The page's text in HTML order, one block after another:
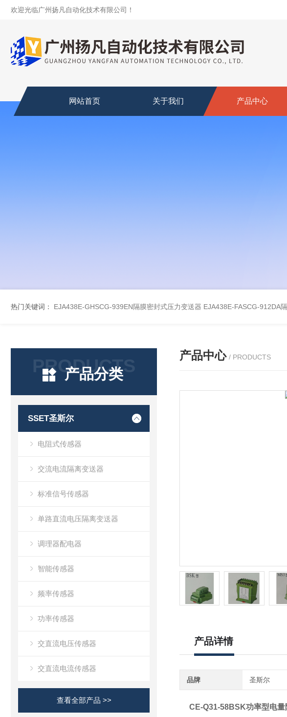
欢迎光临广州扬凡自动化技术有限公司！
网站首页 关于我们 产品中心
热门关键词： EJA438E-GHSCG-939EN隔膜密封式压力变送器 EJA438E-FASCG-912DA
PRODUCTS
产品分类
SSET圣斯尔
电阻式传感器
交流电流隔离变送器
标准信号传感器
单路直流电压隔离变送器
调理器配电器
智能传感器
频率传感器
功率传感器
交直流电压传感器
交直流电流传感器
查看全部产品 >>
产品中心 / PRODUCTS
产品详情
品牌 圣斯尔
CE-Q31-58BSK功率型电量